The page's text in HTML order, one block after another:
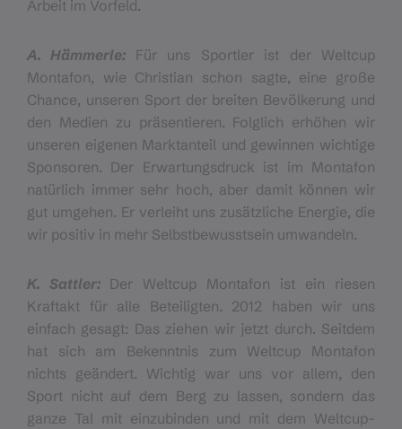
Arbeit im Vorfeld.
A. Hämmerle: Für uns Sportler ist der Weltcup
Montafon, wie Christian schon sagte, eine große
Chance, unseren Sport der breiten Bevölkerung und
den Medien zu präsentieren. Folglich erhöhen wir
unseren eigenen Marktanteil und gewinnen wichtige
Sponsoren. Der Erwartungsdruck ist im Montafon
natürlich immer sehr hoch, aber damit können wir
gut umgehen. Er verleiht uns zusätzliche Energie, die
wir positiv in mehr Selbstbewusstsein umwandeln.
K. Sattler: Der Weltcup Montafon ist ein riesen
Kraftakt für alle Beteiligten. 2012 haben wir uns
einfach gesagt: Das ziehen wir jetzt durch. Seitdem
hat sich am Bekenntnis zum Weltcup Montafon
nichts geändert. Wichtig war uns vor allem, den
Sport nicht auf dem Berg zu lassen, sondern das
ganze Tal mit einzubinden und mit dem Weltcup-